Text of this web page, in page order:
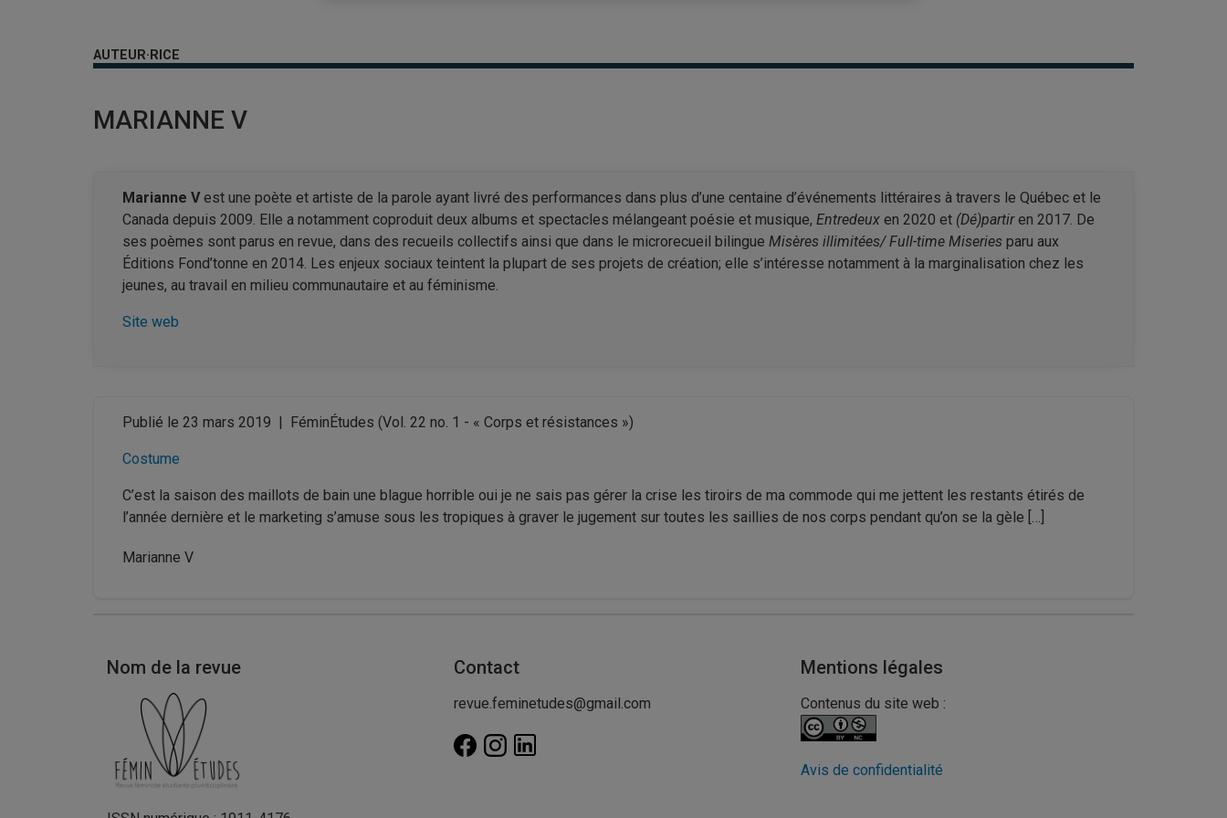
AUTEUR·RICE
MARIANNE V
Marianne Vest une poète et artiste de la parole ayant livré des performances dans plus d’une centaine d’événements littéraires à travers le Québec et le
Canada depuis 2009. Elle a notamment coproduit deux albums et spectacles mélangeant poésie et musique, Entredeux en 2020 et (Dé)partiren 2017. De
ses poèmes sont parus en revue, dans des recueils collectifs ainsi que dans le microrecueil bilingue Misères illimitées/ Full-time Miseries paru aux
Éditions Fond’tonne en 2014. Les enjeux sociaux teintent la plupart de ses projets de création; elle s’intéresse notamment à la marginalisation chez les
jeunes, au travail en milieu communautaire et au féminisme.
Site web
Publié le 23 mars 2019 FéminÉtudes (Vol. 22 no. 1 - « Corps et résistances »)
Costume
C’est la saison des maillots de bain une blague horrible oui je ne sais pas gérer la crise les tiroirs de ma commode qui me jettent les restants étirés de
l’année dernière et le marketing s’amuse sous les tropiques à graver le jugement sur toutes les saillies de nos corps pendant qu’on se la gèle […]
Marianne V
Nom de la revue Contact
revue.feminetudes@gmail.com
Mentions légales
Contenus du site web :
Avis de confidentialité